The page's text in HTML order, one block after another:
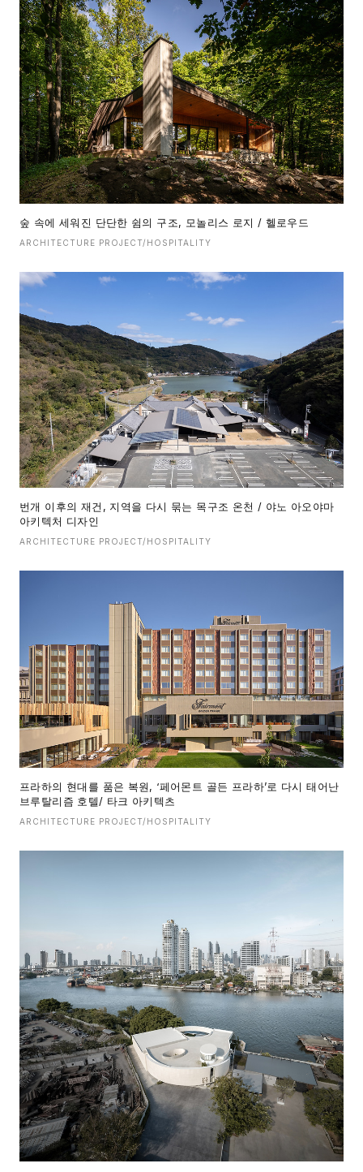
숲 속에 세워진 단단한 쉼의 구조, 모놀리스 로지 / 헬로우드
ARCHITECTURE PROJECT/HOSPITALITY
번개 이후의 재건, 지역을 다시 묶는 목구조 온천 / 야노 아오야마
아키텍처 디자인
ARCHITECTURE PROJECT/HOSPITALITY
프라하의 현대를 품은 복원, ‘페어몬트 골든 프라하’로 다시 태어난
브루탈리즘 호텔/ 타크 아키텍츠
ARCHITECTURE PROJECT/HOSPITALITY